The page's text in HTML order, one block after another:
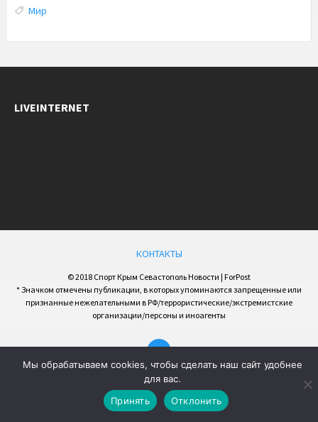
Tags:
Мир
LIVEINTERNET
КОНТАКТЫ
© 2018 Спорт Крым Севастополь Новости | ForPost
* Значком отмечены публикации, в которых упоминаются запрещенные или
признанные нежелательными в РФ/террористические/экстремистские
организации/персоны и иноагенты
Мы обрабатываем cookies, чтобы сделать наш сайт удобнее
для вас.
Принять
Отклонить